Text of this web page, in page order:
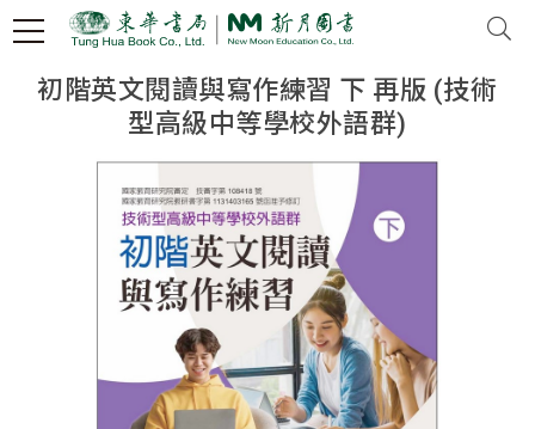
初階英文閱讀與寫作練習 下 再版 (技術
型高級中等學校外語群)